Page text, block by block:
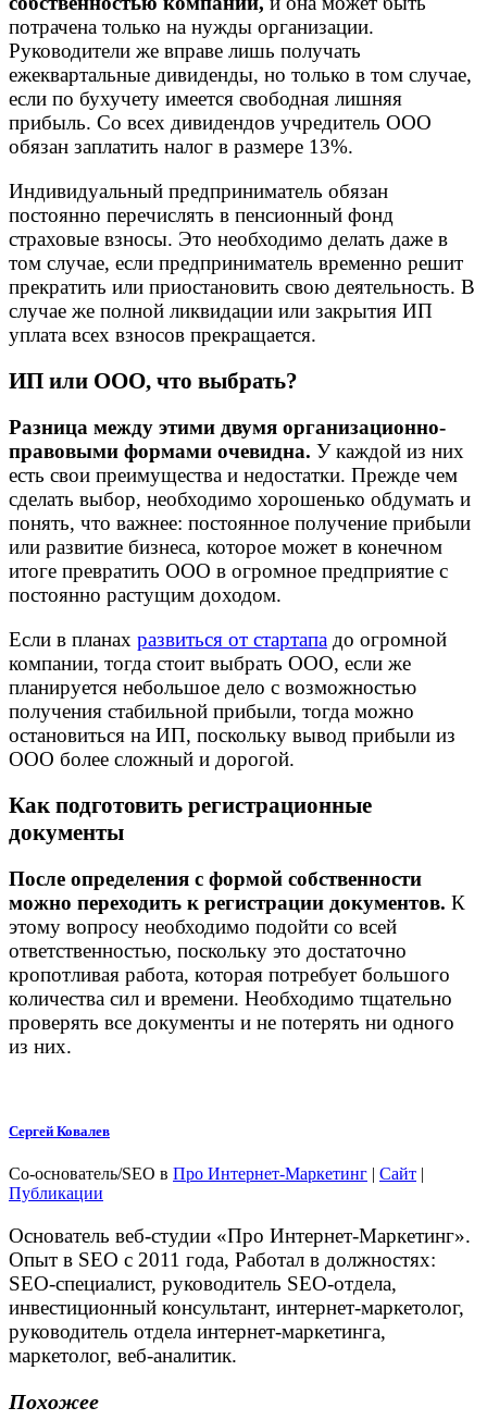
потрачена только на нужды организации.
Руководители же вправе лишь получать
ежеквартальные дивиденды, но только в том случае,
если по бухучету имеется свободная лишняя
прибыль. Со всех дивидендов учредитель ООО
обязан заплатить налог в размере 13%.
Индивидуальный предприниматель обязан
постоянно перечислять в пенсионный фонд
страховые взносы. Это необходимо делать даже в
том случае, если предприниматель временно решит
прекратить или приостановить свою деятельность. В
случае же полной ликвидации или закрытия ИП
уплата всех взносов прекращается.
ИП или ООО, что выбрать?
Разница между этими двумя организационно-
правовыми формами очевидна. У каждой из них
есть свои преимущества и недостатки. Прежде чем
сделать выбор, необходимо хорошенько обдумать и
понять, что важнее: постоянное получение прибыли
или развитие бизнеса, которое может в конечном
итоге превратить ООО в огромное предприятие с
постоянно растущим доходом.
Если в планах развиться от стартапа до огромной
компании, тогда стоит выбрать ООО, если же
планируется небольшое дело с возможностью
получения стабильной прибыли, тогда можно
остановиться на ИП, поскольку вывод прибыли из
ООО более сложный и дорогой.
Как подготовить регистрационные
документы
После определения с формой собственности
можно переходить к регистрации документов. К
этому вопросу необходимо подойти со всей
ответственностью, поскольку это достаточно
кропотливая работа, которая потребует большого
количества сил и времени. Необходимо тщательно
проверять все документы и не потерять ни одного
из них.
Сергей Ковалев
Со-основатель/SEO в Про Интернет-Маркетинг | Сайт |
Публикации
Основатель веб-студии «Про Интернет-Маркетинг».
Опыт в SEO с 2011 года, Работал в должностях:
SEO-специалист, руководитель SEO-отдела,
инвестиционный консультант, интернет-маркетолог,
руководитель отдела интернет-маркетинга,
маркетолог, веб-аналитик.
Похожее